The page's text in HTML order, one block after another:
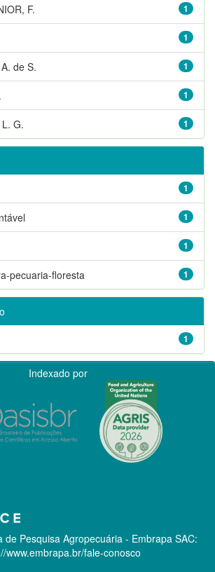
1
F.
1
1
de S.
1
1
G.
1
1
1
1
pecuaria-floresta
1
Indexado por
de Pesquisa Agropecuária - Embrapa SAC:
www.embrapa.br/fale-conosco